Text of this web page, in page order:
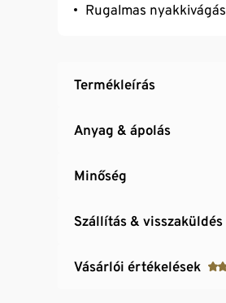
Rugalmas nyakkivágás
Termékleírás
Anyag & ápolás
Minőség
Szállítás & visszaküldés
Vásárlói értékelések